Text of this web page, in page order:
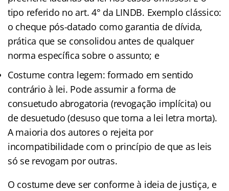
tipo referido no art. 4° da LINDB. Exemplo clássico:
o cheque pós-datado como garantia de dívida,
prática que se consolidou antes de qualquer
norma específica sobre o assunto; e
Costume contra legem: formado em sentido
contrário à lei. Pode assumir a forma de
consuetudo abrogatoria (revogação implícita) ou
de desuetudo (desuso que torna a lei letra morta).
A maioria dos autores o rejeita por
incompatibilidade com o princípio de que as leis
só se revogam por outras.
O costume deve ser conforme à ideia de justiça, e